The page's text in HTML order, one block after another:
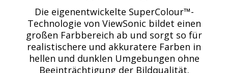
Die eigenentwickelte SuperColour™-
Technologie von ViewSonic bildet einen
großen Farbbereich ab und sorgt so für
realistischere und akkuratere Farben in
hellen und dunklen Umgebungen ohne
Beeinträchtigung der Bildqualität.